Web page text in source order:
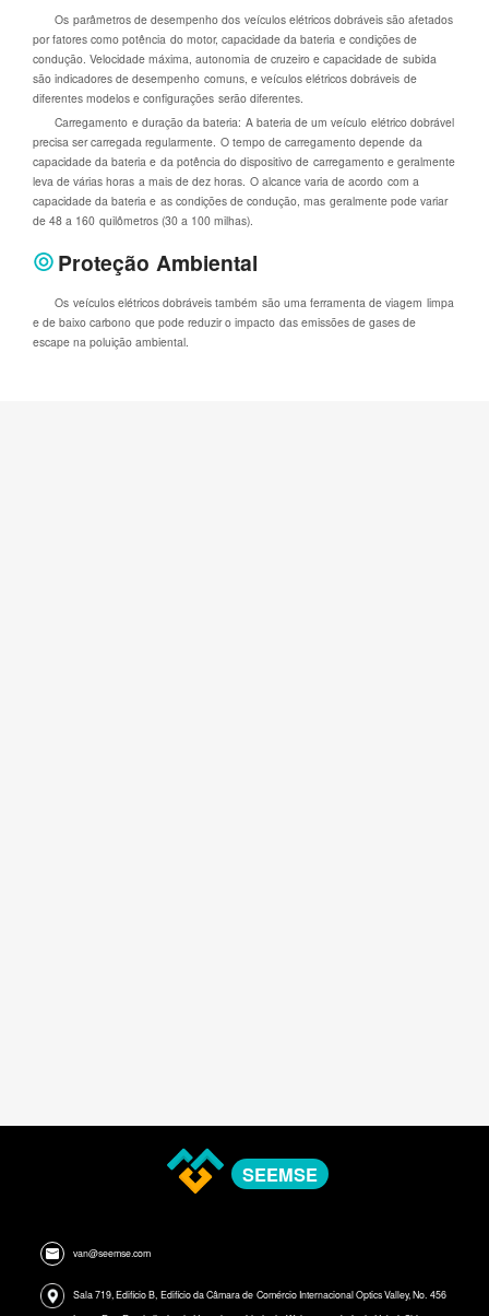
Os parâmetros de desempenho dos veículos elétricos dobráveis são afetados
por fatores como potência do motor, capacidade da bateria e condições de
condução. Velocidade máxima, autonomia de cruzeiro e capacidade de subida
são indicadores de desempenho comuns, e veículos elétricos dobráveis de
diferentes modelos e configurações serão diferentes.
Carregamento e duração da bateria: A bateria de um veículo elétrico dobrável
precisa ser carregada regularmente. O tempo de carregamento depende da
capacidade da bateria e da potência do dispositivo de carregamento e geralmente
leva de várias horas a mais de dez horas. O alcance varia de acordo com a
capacidade da bateria e as condições de condução, mas geralmente pode variar
de 48 a 160 quilômetros (30 a 100 milhas).
Proteção Ambiental
Os veículos elétricos dobráveis também são uma ferramenta de viagem limpa
e de baixo carbono que pode reduzir o impacto das emissões de gases de
escape na poluição ambiental.
SEEMSE
van@seemse.com
Sala 719, Edifício B, Edifício da Câmara de Comércio Internacional Optics Valley, No. 456